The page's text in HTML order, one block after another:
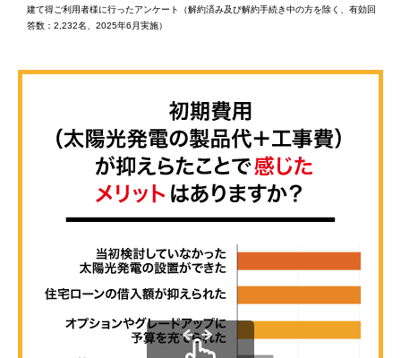
建て得ご利用者様に行ったアンケート（解約済み及び解約手続き中の方を除く、有効回
答数：2,232名、2025年6月実施）